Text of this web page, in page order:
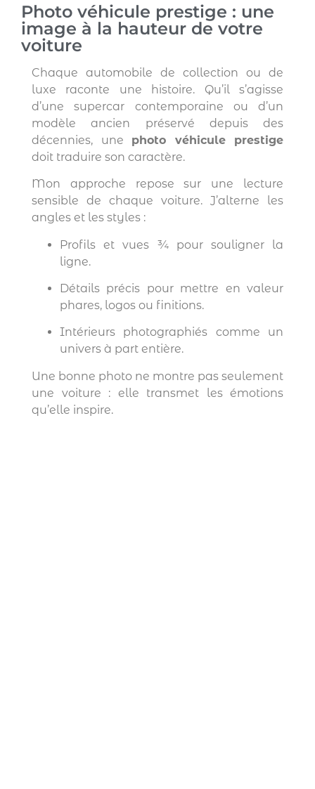
Photo véhicule prestige : une
image à la hauteur de votre
voiture
Chaque automobile de collection ou de
luxe raconte une histoire. Qu’il s’agisse
d’une supercar contemporaine ou d’un
modèle ancien préservé depuis des
décennies, une photo véhicule prestige
doit traduire son caractère.
Mon approche repose sur une lecture
sensible de chaque voiture. J’alterne les
angles et les styles :
Profils et vues ¾ pour souligner la
ligne.
Détails précis pour mettre en valeur
phares, logos ou finitions.
Intérieurs photographiés comme un
univers à part entière.
Une bonne photo ne montre pas seulement
une voiture : elle transmet les émotions
qu’elle inspire.